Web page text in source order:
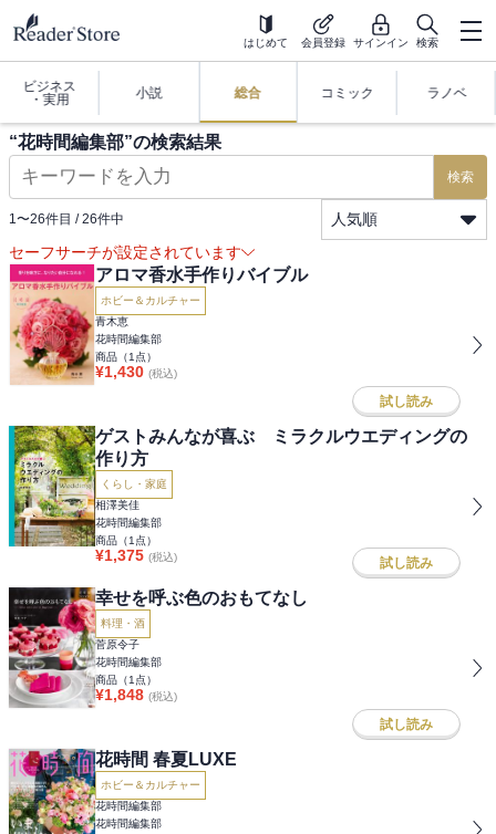
はじめて 会員登録 サインイン 検索
ビジネス
・実用
小説 総合 コミック ラノベ
“花時間編集部”の検索結果
検索
1〜26件目 / 26件中
人気順
セーフサーチが設定されています
アロマ香水手作りバイブル
ホビー＆カルチャー
青木恵
花時間編集部
商品（1 点）
¥1,430 (税込)
試し読み
ゲストみんなが喜ぶ ミラクルウエディングの
作り方
くらし・家庭
相澤美佳
花時間編集部
商品（1 点）
¥1,375 (税込) 試し読み
幸せを呼ぶ色のおもてなし
料理・酒
菅原令子
花時間編集部
商品（1 点）
¥1,848 (税込)
試し読み
花時間 春夏LUXE
ホビー＆カルチャー
花時間編集部
花時間編集部